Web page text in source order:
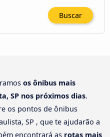
Buscar
os ônibus mais
SP nos próximos dias.
os pontos de ônibus
SP , que te ajudarão a
encontrará as rotas mais